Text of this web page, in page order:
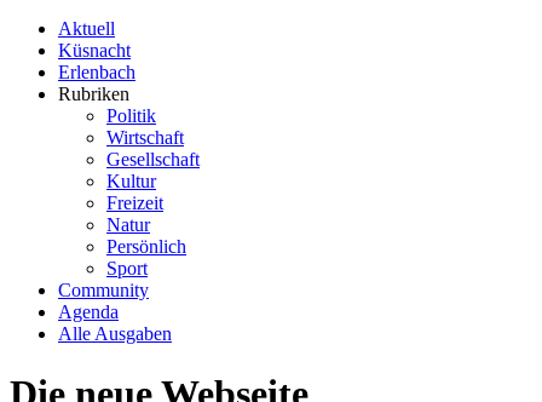
Aktuell
Küsnacht
Erlenbach
Rubriken
Politik
Wirtschaft
Gesellschaft
Kultur
Freizeit
Natur
Persönlich
Sport
Community
Agenda
Alle Ausgaben
Die neue Webseite